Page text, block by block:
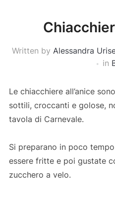
Written by Alessandra
in
Le chiacchiere all’anice
sottili, croccanti e golose,
tavola di Carnevale.
Si preparano in poco
essere fritte e poi gustate
zucchero a velo.